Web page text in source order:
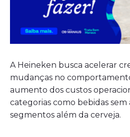
A Heineken busca acelerar
mudanças no
aumento dos custos
categorias como bebidas
segmentos além da cerveja.